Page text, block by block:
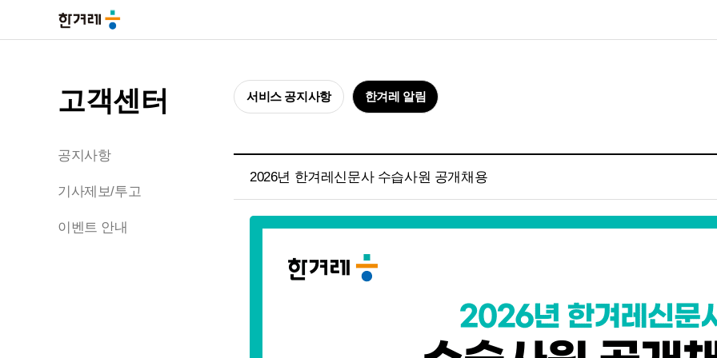
고객센터
공지사항
기사제보/투고
이벤트 안내
서비스 공지사항 한겨레 알림
2026년 한겨레신문사 수습사원 공개채용